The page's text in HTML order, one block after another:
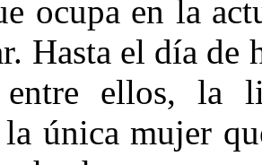
ocupa en la
Hasta el día de
entre ellos, la
única mujer